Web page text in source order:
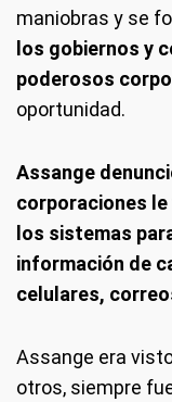
maniobras y se
los gobiernos y
poderosos
oportunidad.
Assange
corporaciones
los sistemas
información de
celulares,
Assange era
otros, siempre